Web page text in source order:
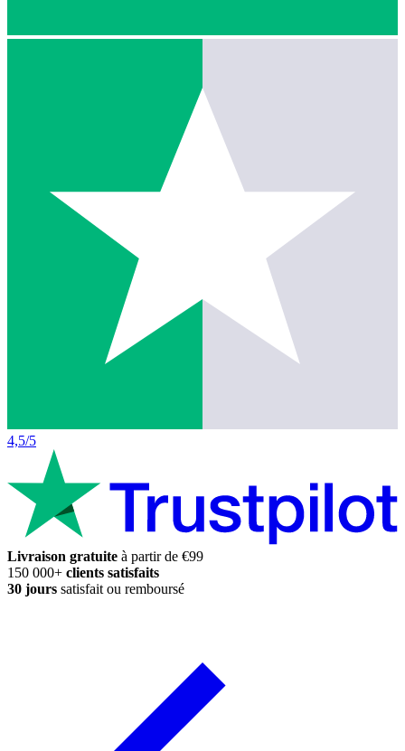
4,5/5
Livraison gratuite à partir de €99
150 000+ clients satisfaits
30 jours satisfait ou remboursé